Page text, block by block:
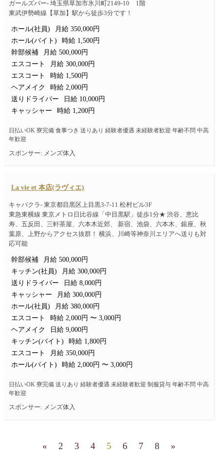
ガールズバー- 埼玉県草加市氷川町2149-10 1階
東武伊勢崎線【草加】駅から徒歩3分です！
ホール(社員)
月給 350,000円
ホール(バイト)
時給 1,500円
幹部候補
月給 500,000円
エスコート
月給 300,000円
エスコート
時給 1,500円
ヘアメイク
時給 2,000円
送りドライバー
日給 10,000円
キャッシャー
時給 1,200円
日払いOK 寮完備 食事つき 送りあり 経験者優遇 未経験者歓迎 年齢不問 中高
年歓迎
スポンサー: メンズ体入
La vie et 本店(ラヴィエ)
キャバクラ- 東京都目黒区上目黒3-7-11 松村ビル3F
東急東横線 東京メトロ日比谷線「中目黒駅」徒歩1分★ 渋谷、恵比
寿、五反田、三軒茶屋、六本木近郊、 新宿、池袋、六本木、銀座、秋
葉原、上野からアクセス抜群！ 横浜、川崎等神奈川エリアへ送りも対
応可能
幹部候補
月給 500,000円
キッチン(社員)
月給 300,000円
送りドライバー
日給 8,000円
キャッシャー
月給 300,000円
ホール(社員)
月給 380,000円
エスコート
時給 2,000円 〜 3,000円
ヘアメイク
日給 9,000円
キッチン(バイト)
時給 1,800円
エスコート
月給 350,000円
ホール(バイト)
時給 2,000円 〜 3,000円
日払いOK 寮完備 送りあり 経験者優遇 未経験者歓迎 制服貸与 年齢不問 中高
年歓迎
スポンサー: メンズ体入
« 2 3 4 5 6 7 8 »